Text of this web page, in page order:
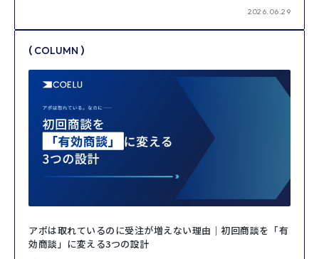
2026.06.29
( COLUMN )
アポは取れているのに受注が増えない理由｜初回商談を「有
効商談」に変える3つの設計